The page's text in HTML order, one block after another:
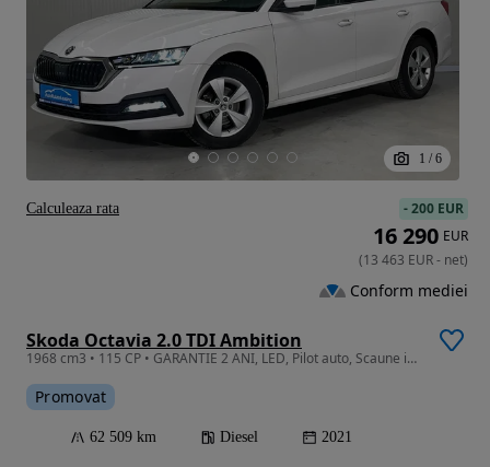
1 / 6
Skoda Octavia 2.0 TDI Ambition
1968 cm3 • 115 CP • GARANTIE 2 ANI, LED, Pilot auto, Scaune incalzite, Senzori parcare
Promovat
62 509 km Diesel 2021
-200 EUR
16 290 EUR
(13 463 EUR- net)
Conform mediei
Calculeaza rata